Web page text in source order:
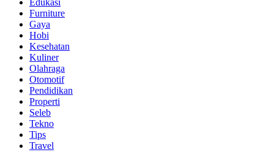
Edukasi
Furniture
Gaya
Hobi
Kesehatan
Kuliner
Olahraga
Otomotif
Pendidikan
Properti
Seleb
Tekno
Tips
Travel